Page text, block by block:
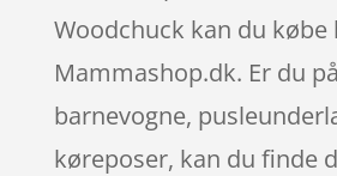
Woodchuck kan du købe
Mammashop.dk. Er du
barnevogne,
køreposer, kan du finde